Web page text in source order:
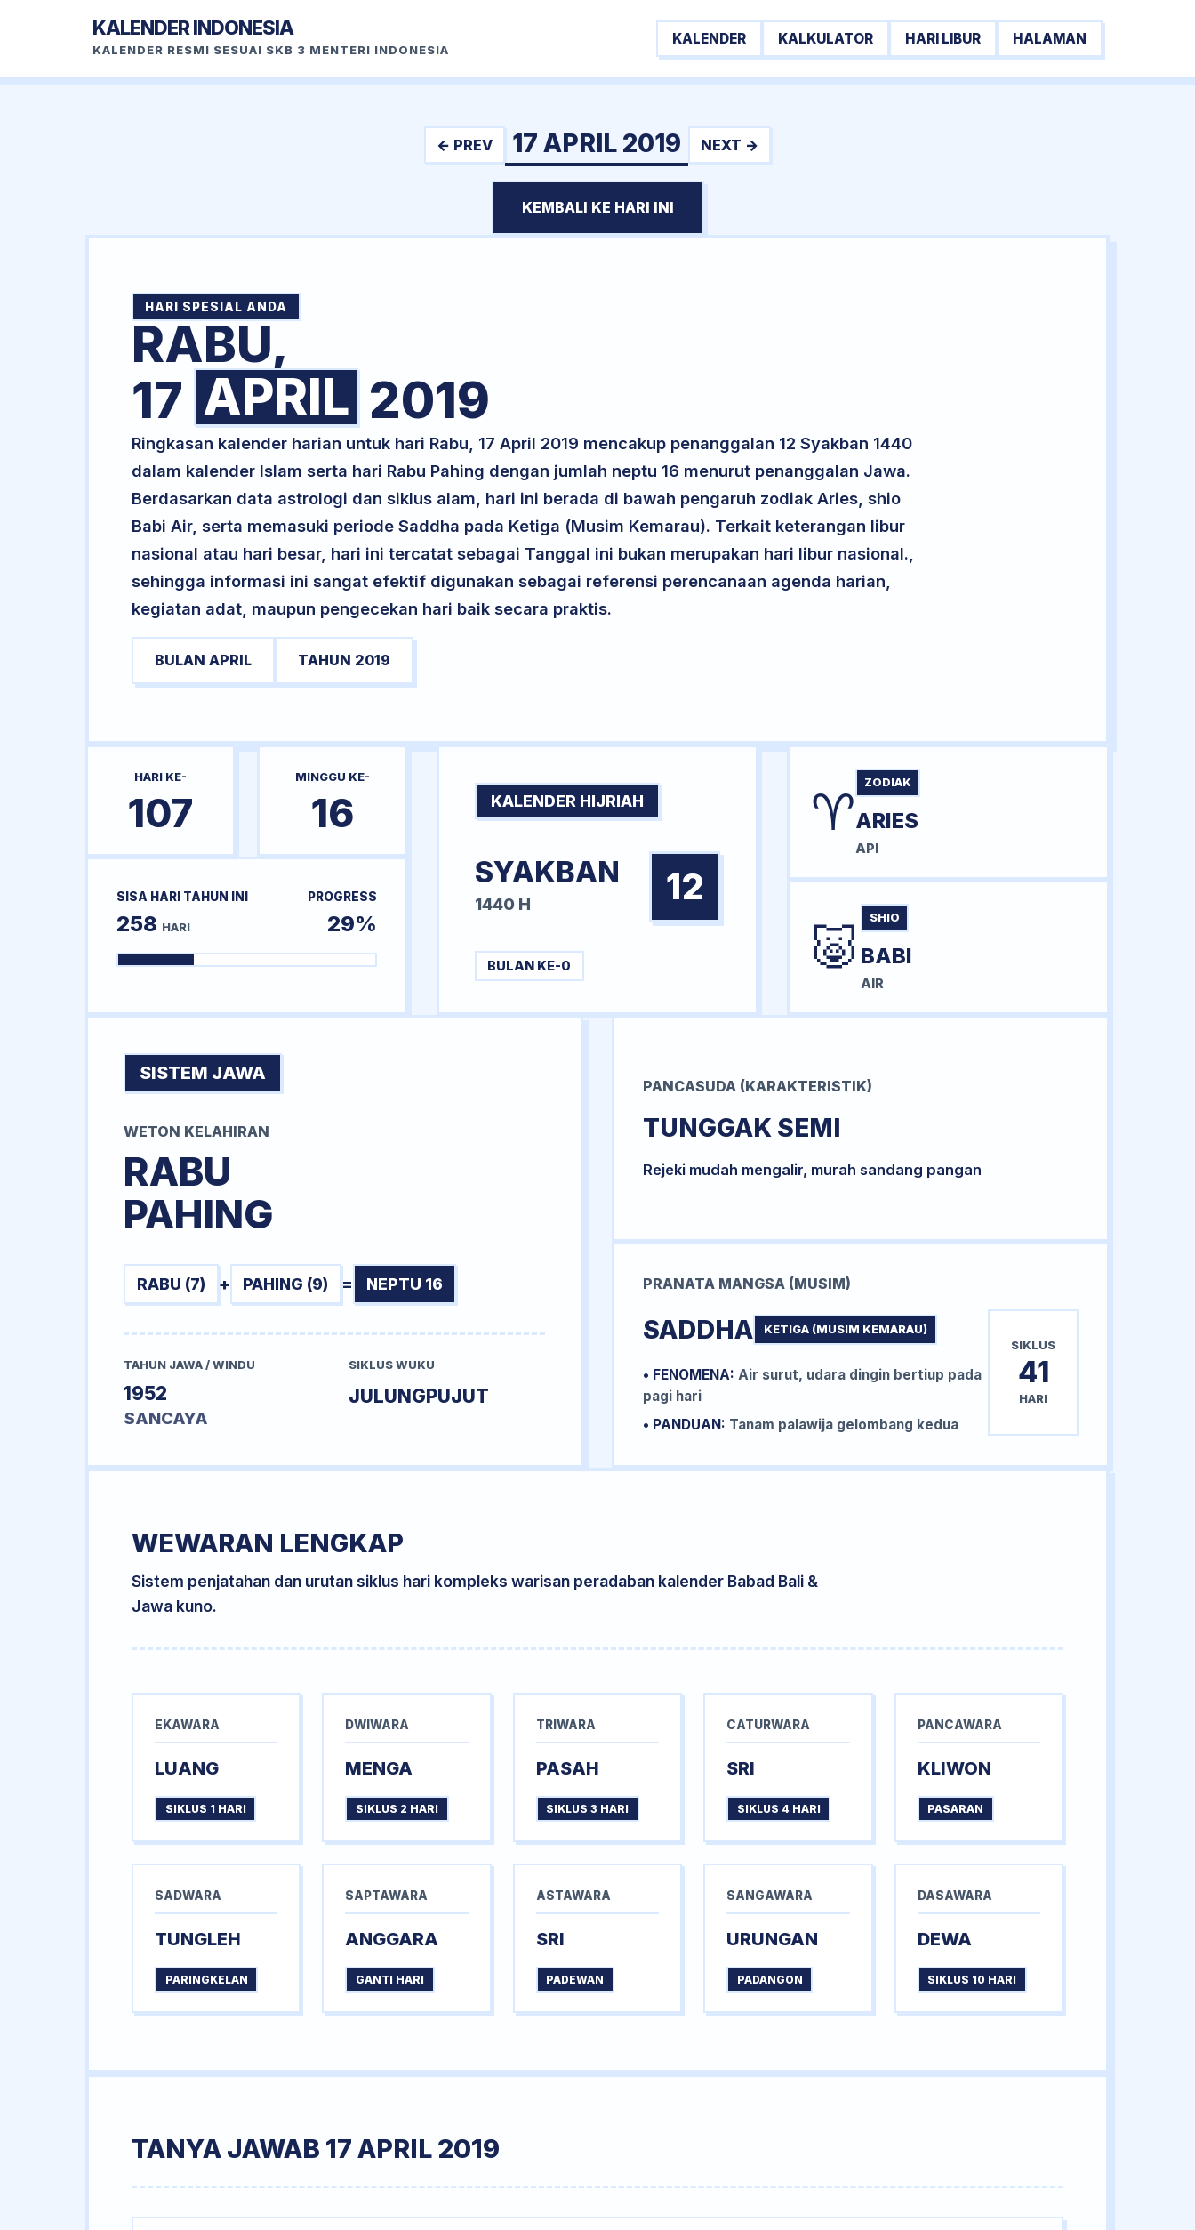
KALENDER INDONESIA
KALENDER RESMI SESUAI SKB 3 MENTERI INDONESIA
KALENDER KALKULATOR HARI LIBUR HALAMAN
← PREV 17 APRIL 2019 NEXT →
KEMBALI KE HARI INI
HARI SPESIAL ANDA
RABU,
17 APRIL 2019
Ringkasan kalender harian untuk hari Rabu, 17 April 2019 mencakup penanggalan 12 Syakban 1440
dalam kalender Islam serta hari Rabu Pahing dengan jumlah neptu 16 menurut penanggalan Jawa.
Berdasarkan data astrologi dan siklus alam, hari ini berada di bawah pengaruh zodiak Aries, shio
Babi Air, serta memasuki periode Saddha pada Ketiga (Musim Kemarau). Terkait keterangan libur
nasional atau hari besar, hari ini tercatat sebagai Tanggal ini bukan merupakan hari libur nasional.,
sehingga informasi ini sangat efektif digunakan sebagai referensi perencanaan agenda harian,
kegiatan adat, maupun pengecekan hari baik secara praktis.
BULAN APRIL TAHUN 2019
HARI KE-
107
MINGGU KE-
16
SISA HARI TAHUN INI
258 HARI
PROGRESS
29%
KALENDER HIJRIAH
SYAKBAN
1440 H 12
BULAN KE-0
♈ ZODIAK
ARIES
API
🐷 SHIO
BABI
AIR
SISTEM JAWA
WETON KELAHIRAN
RABU
PAHING
RABU (7) + PAHING (9) = NEPTU 16
TAHUN JAWA / WINDU
1952
SANCAYA
SIKLUS WUKU
JULUNGPUJUT
PANCASUDA (KARAKTERISTIK)
TUNGGAK SEMI
Rejeki mudah mengalir, murah sandang pangan
PRANATA MANGSA (MUSIM)
SADDHA KETIGA (MUSIM KEMARAU)
• FENOMENA: Air surut, udara dingin bertiup pada
pagi hari
• PANDUAN: Tanam palawija gelombang kedua
SIKLUS
41
HARI
WEWARAN LENGKAP
Sistem penjatahan dan urutan siklus hari kompleks warisan peradaban kalender Babad Bali &
Jawa kuno.
EKAWARA
LUANG
SIKLUS 1 HARI
DWIWARA
MENGA
SIKLUS 2 HARI
TRIWARA
PASAH
SIKLUS 3 HARI
CATURWARA
SRI
SIKLUS 4 HARI
PANCAWARA
KLIWON
PASARAN
SADWARA
TUNGLEH
PARINGKELAN
SAPTAWARA
ANGGARA
GANTI HARI
ASTAWARA
SRI
PADEWAN
SANGAWARA
URUNGAN
PADANGON
DASAWARA
DEWA
SIKLUS 10 HARI
TANYA JAWAB 17 APRIL 2019